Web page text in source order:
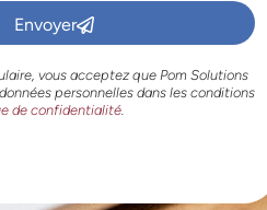
Envoyer
vous acceptez que Pom Solutions
personnelles dans les conditions
de confidentialité.